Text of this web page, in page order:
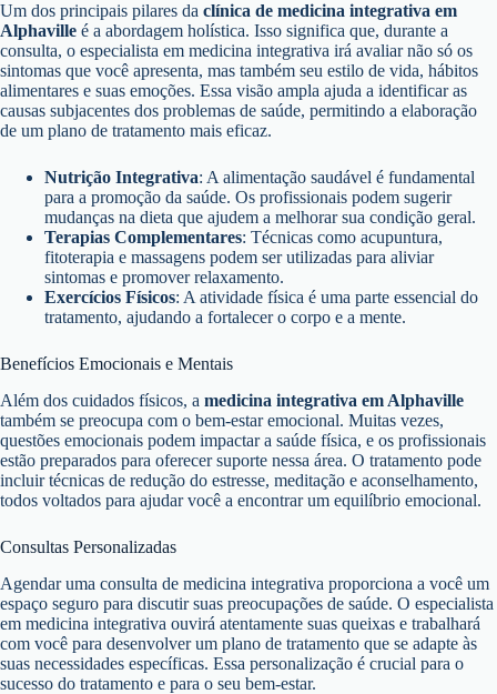
Um dos principais pilares da clínica de medicina integrativa em
Alphaville é a abordagem holística. Isso significa que, durante a
consulta, o especialista em medicina integrativa irá avaliar não só os
sintomas que você apresenta, mas também seu estilo de vida, hábitos
alimentares e suas emoções. Essa visão ampla ajuda a identificar as
causas subjacentes dos problemas de saúde, permitindo a elaboração
de um plano de tratamento mais eficaz.
Nutrição Integrativa: A alimentação saudável é fundamental
para a promoção da saúde. Os profissionais podem sugerir
mudanças na dieta que ajudem a melhorar sua condição geral.
Terapias Complementares: Técnicas como acupuntura,
fitoterapia e massagens podem ser utilizadas para aliviar
sintomas e promover relaxamento.
Exercícios Físicos: A atividade física é uma parte essencial do
tratamento, ajudando a fortalecer o corpo e a mente.
Benefícios Emocionais e Mentais
Além dos cuidados físicos, a medicina integrativa em Alphaville
também se preocupa com o bem-estar emocional. Muitas vezes,
questões emocionais podem impactar a saúde física, e os profissionais
estão preparados para oferecer suporte nessa área. O tratamento pode
incluir técnicas de redução do estresse, meditação e aconselhamento,
todos voltados para ajudar você a encontrar um equilíbrio emocional.
Consultas Personalizadas
Agendar uma consulta de medicina integrativa proporciona a você um
espaço seguro para discutir suas preocupações de saúde. O especialista
em medicina integrativa ouvirá atentamente suas queixas e trabalhará
com você para desenvolver um plano de tratamento que se adapte às
suas necessidades específicas. Essa personalização é crucial para o
sucesso do tratamento e para o seu bem-estar.